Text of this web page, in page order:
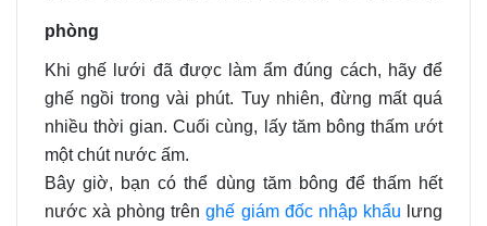
phòng
Khi ghế lưới đã được làm ẩm đúng cách, hãy để
ghế ngồi trong vài phút. Tuy nhiên, đừng mất quá
nhiều thời gian. Cuối cùng, lấy tăm bông thấm ướt
một chút nước ấm.
Bây giờ, bạn có thể dùng tăm bông để thấm hết
nước xà phòng trênghế giám đốc nhập khẩu
lưng